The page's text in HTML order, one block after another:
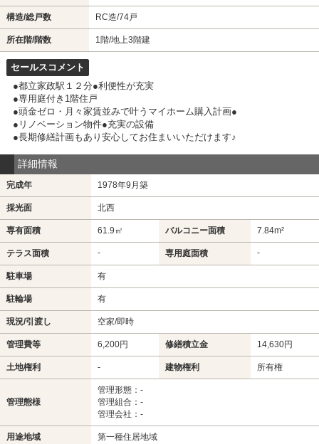
構造/総戸数 RC造/74戸
所在階/階数 1階/地上3階建
セールスコメント
●都立家政駅１２分●利便性が充実
●専用庭付き1階住戸
●頭金ゼロ・月々家賃並みで叶うマイホーム購入計画●
●リノベーション物件●充実の設備
●長期修繕計画もあり安心してお住まいいただけます♪
詳細情報
完成年 1978年9月築
採光面 北西
専有面積 61.9㎡ バルコニー面積 7.84m²
テラス面積 - 専用庭面積 -
駐車場 有
駐輪場 有
現況/引渡し 空家/即時
管理費等 6,200円 修繕積立金 14,630円
土地権利 - 建物権利 所有権
管理態様
管理形態：-
管理組合：-
管理会社：-
用途地域 第一種住居地域